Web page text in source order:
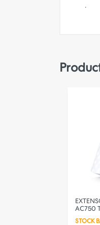
.
AC750
STOCK